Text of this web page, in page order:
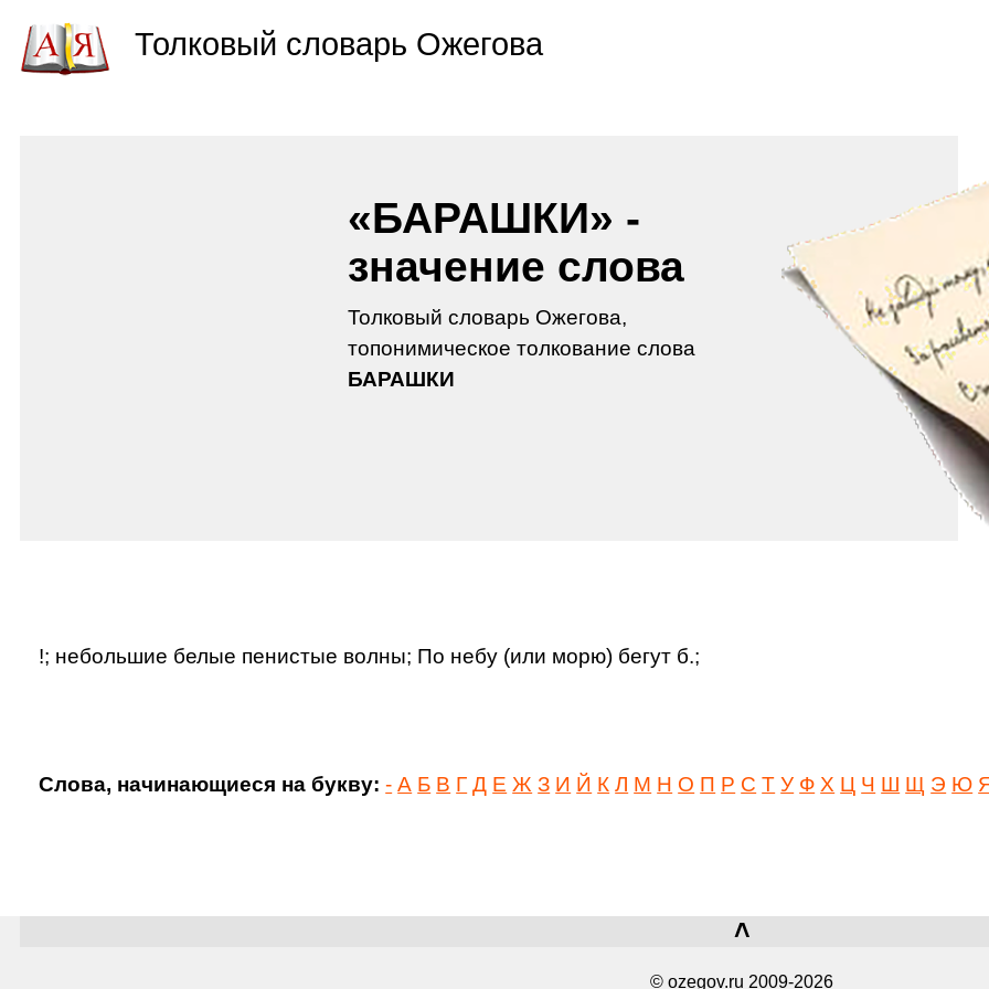
«БАРАШКИ» -
значение слова
Толковый словарь Ожегова,
топонимическое толкование слова
БАРАШКИ
!; небольшие белые пенистые волны; По небу (или морю) бегут б.;
Слова, начинающиеся на букву: - А Б В Г Д Е Ж З И Й К Л М Н О П Р С Т У Ф Х Ц Ч Ш Щ Э Ю
˄
© ozegov.ru 2009-2026
Толковый словарь Ожегова